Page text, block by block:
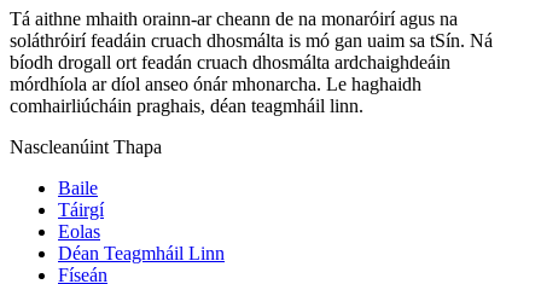
Tá aithne mhaith orainn-ar cheann de na monaróirí agus na
soláthróirí feadáin cruach dhosmálta is mó gan uaim sa tSín. Ná
bíodh drogall ort feadán cruach dhosmálta ardchaighdeáin
mórdhíola ar díol anseo ónár mhonarcha. Le haghaidh
comhairliúcháin praghais, déan teagmháil linn.
Nascleanúint Thapa
Baile
Táirgí
Eolas
Déan Teagmháil Linn
Físeán